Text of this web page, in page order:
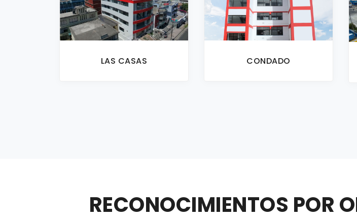
LAS CASAS CONDADO
RECONOCIMIENTOS POR